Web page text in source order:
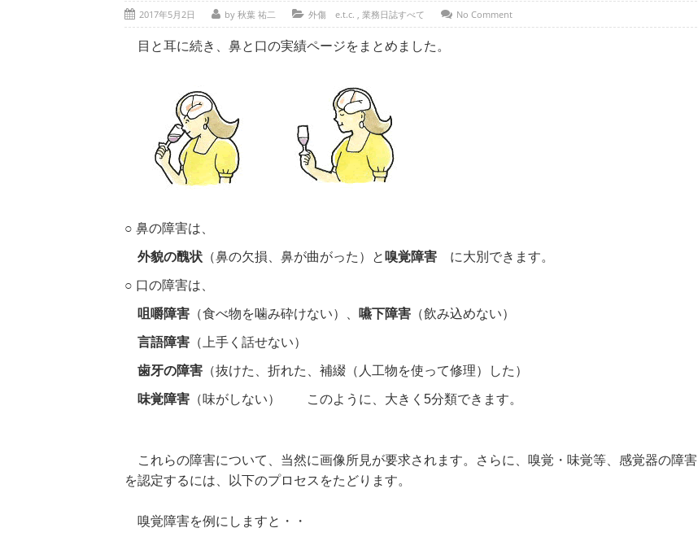
2017年5月2日 by 秋葉 祐二 外傷 e.t.c. , 業務日誌すべて No Comment
目と耳に続き、鼻と口の実績ページをまとめました。
○ 鼻の障害は、
外貌の醜状（鼻の欠損、鼻が曲がった）と 嗅覚障害に大別できます。
○ 口の障害は、
咀嚼障害（食べ物を噛み砕けない）、 嚥下障害（飲み込めない）
言語障害（上手く話せない）
歯牙の障害（抜けた、折れた、補綴（人工物を使って修理）した）
味覚障害（味がしない） このように、大きく5分類できます。
これらの障害について、当然に画像所見が要求されます。さらに、嗅覚・味覚等、感覚器の障害
を認定するには、以下のプロセスをたどります。
嗅覚障害を例にしますと・・